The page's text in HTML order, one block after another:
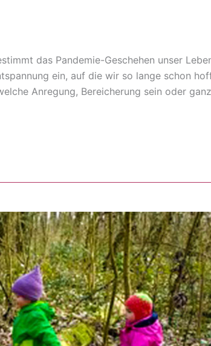
das Pandemie-Geschehen unser
ein, auf die wir so lange schon
Anregung, Bereicherung sein oder